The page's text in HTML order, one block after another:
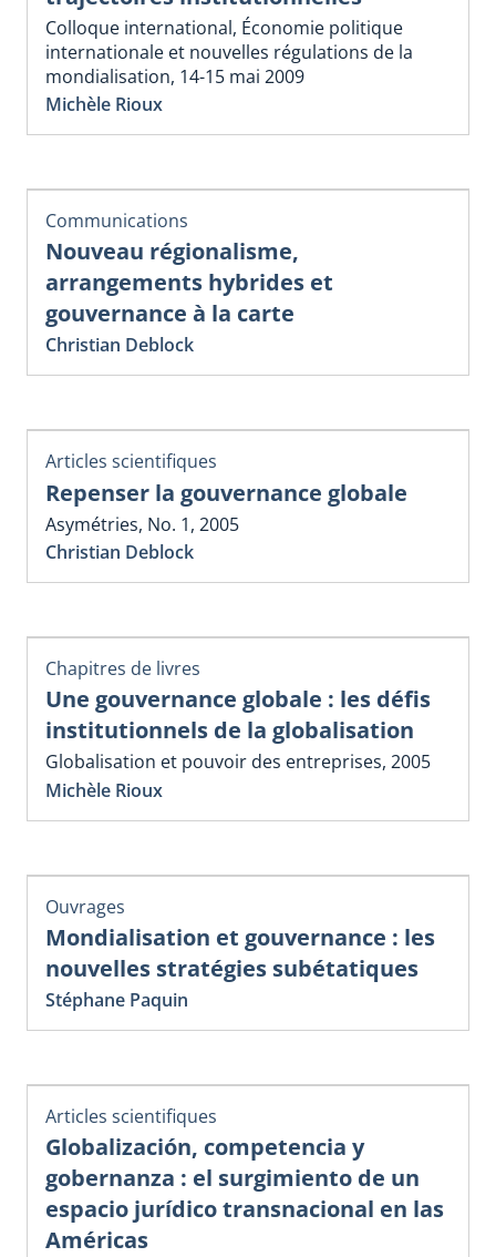
Colloque international, Économie politique
internationale et nouvelles régulations de la
mondialisation, 14-15 mai 2009
Michèle Rioux
Communications
Nouveau régionalisme,
arrangements hybrides et
gouvernance à la carte
Christian Deblock
Articles scientifiques
Repenser la gouvernance globale
Asymétries, No. 1, 2005
Christian Deblock
Chapitres de livres
Une gouvernance globale : les défis
institutionnels de la globalisation
Globalisation et pouvoir des entreprises, 2005
Michèle Rioux
Ouvrages
Mondialisation et gouvernance : les
nouvelles stratégies subétatiques
Stéphane Paquin
Articles scientifiques
Globalización, competencia y
gobernanza : el surgimiento de un
espacio jurídico transnacional en las
Américas